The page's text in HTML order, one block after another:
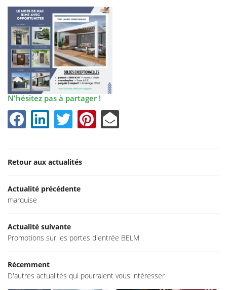
Accueil
réalisations
Avis
Actualités
Contact
N'hésitez pas à partager !
Retour aux actualités
Actualité précédente
marquise
Actualité suivante
Promotions sur les portes d'entrée BELM
Récemment
D'autres actualités qui pourraient vous intéresser